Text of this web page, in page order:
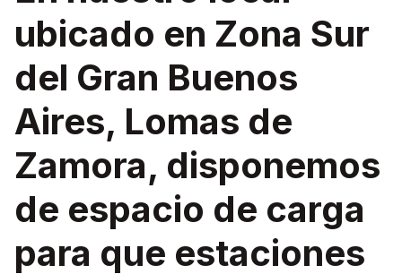
ubicado en Zona Sur
del Gran Buenos
Aires, Lomas de
Zamora, disponemos
de espacio de carga
para que estaciones